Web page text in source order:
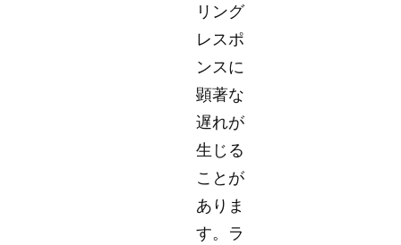
リング
レスポ
ンスに
顕著な
遅れが
生じる
ことが
ありま
す。ラ